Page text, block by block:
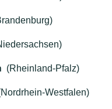
(Rheinland-Pfalz)
Westfalen)